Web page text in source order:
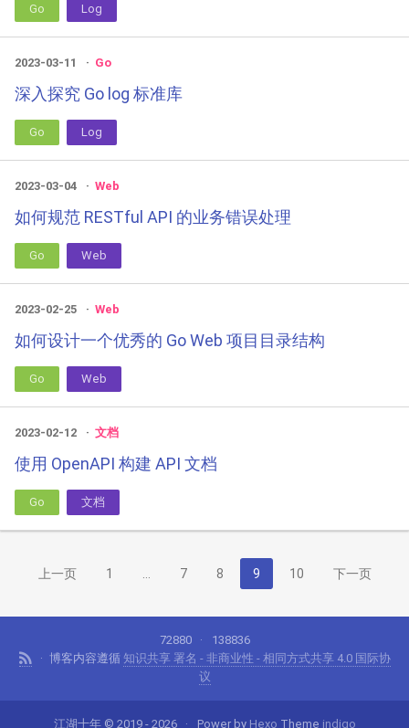
Go Log
2023-03-11 Go
深入探究 Go log 标准库
Go Log
2023-03-04 Web
如何规范 RESTful API 的业务错误处理
Go Web
2023-02-25 Web
如何设计一个优秀的 Go Web 项目目录结构
Go Web
2023-02-12 文档
使用 OpenAPI 构建 API 文档
Go 文档
上一页 1 … 7 8 9 10 下一页
72880
138836
博客内容遵循 知识共享 署名 - 非商业性 - 相同方式共享 4.0 国际协
议
江湖十年 © 2019 - 2026 Power by Hexo Theme indigo